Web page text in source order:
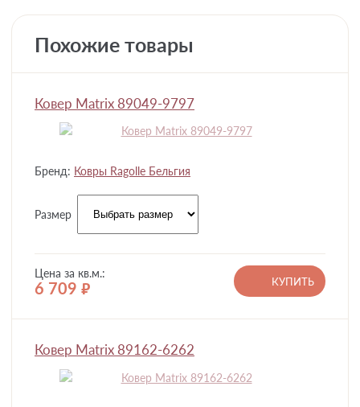
Похожие товары
Ковер Matrix 89049-9797
Бренд: Ковры Ragolle Бельгия
Размер
Цена за кв.м.:
6 709 руб.
КУПИТЬ
Ковер Matrix 89162-6262